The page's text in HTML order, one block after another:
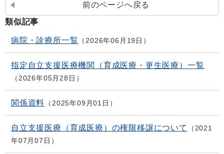
前のページへ戻る
類似記事
病院・診療所一覧 2026年06月19日
指定自立支援医療機関（育成医療・更生医療）一覧
2026年05月28日
関係資料 2025年09月01日
自立支援医療（育成医療）の権限移譲について
2021
年07月07日